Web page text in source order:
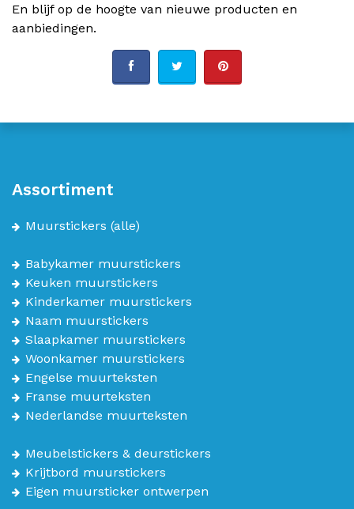
En blijf op de hoogte van nieuwe producten en
aanbiedingen.
Assortiment
Muurstickers (alle)
Babykamer muurstickers
Keuken muurstickers
Kinderkamer muurstickers
Naam muurstickers
Slaapkamer muurstickers
Woonkamer muurstickers
Engelse muurteksten
Franse muurteksten
Nederlandse muurteksten
Meubelstickers & deurstickers
Krijtbord muurstickers
Eigen muursticker ontwerpen